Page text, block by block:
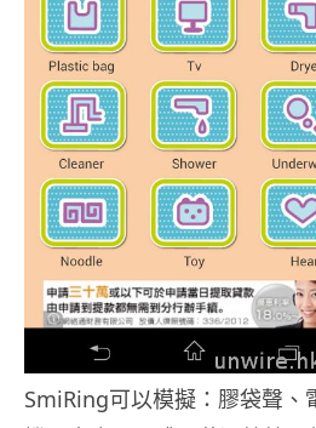
SmiRing可以模擬：膠袋聲、